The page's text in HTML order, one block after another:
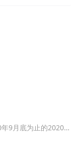
9月底为止的2020至
冠肺疫深压，而此